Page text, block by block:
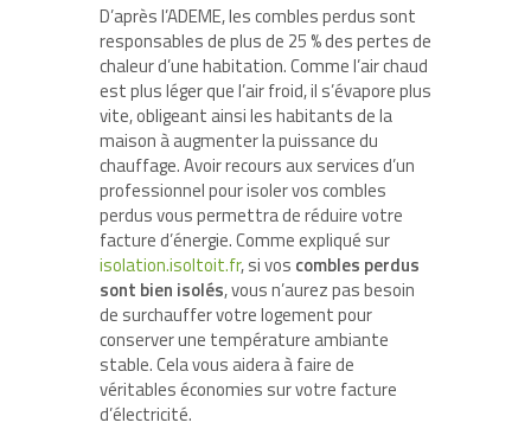
D’après l’ADEME, les combles perdus sont
responsables de plus de 25 % des pertes de
chaleur d’une habitation. Comme l’air chaud
est plus léger que l’air froid, il s’évapore plus
vite, obligeant ainsi les habitants de la
maison à augmenter la puissance du
chauffage. Avoir recours aux services d’un
professionnel pour isoler vos combles
perdus vous permettra de réduire votre
facture d’énergie. Comme expliqué sur
isolation.isoltoit.fr, si vos combles perdus
sont bien isolés, vous n’aurez pas besoin
de surchauffer votre logement pour
conserver une température ambiante
stable. Cela vous aidera à faire de
véritables économies sur votre facture
d’électricité.